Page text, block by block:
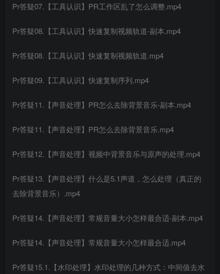
Pr答疑07.【工具认识】PR工作区乱了怎么调整.mp4
Pr答疑08.【工具认识】快速复制视频轨道-副本.mp4
Pr答疑08.【工具认识】快速复制视频轨道.mp4
Pr答疑09.【工具认识】快速复制序列.mp4
Pr答疑11.【声音处理】PR怎么去除背景音乐-副本.mp4
Pr答疑11.【声音处理】PR怎么去除背景音乐.mp4
Pr答疑12.【声音处理】视频中背景音乐与原声的处理.mp4
Pr答疑13.【声音处理】什么是5.1声道，怎么处理（真正的
去除背景音乐）.mp4
Pr答疑14.【声音处理】常规音量大小怎样最合适-副本.mp4
Pr答疑14.【声音处理】常规音量大小怎样最合适.mp4
Pr答疑15.1.【水印处理】水印处理的几种方式：中间值去水